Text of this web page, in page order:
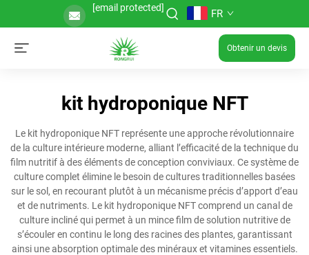
[email protected] FR
Obtenir un devis
kit hydroponique NFT
Le kit hydroponique NFT représente une approche révolutionnaire
de la culture intérieure moderne, alliant l’efficacité de la technique du
film nutritif à des éléments de conception conviviaux. Ce système de
culture complet élimine le besoin de cultures traditionnelles basées
sur le sol, en recourant plutôt à un mécanisme précis d’apport d’eau
et de nutriments. Le kit hydroponique NFT comprend un canal de
culture incliné qui permet à un mince film de solution nutritive de
s’écouler en continu le long des racines des plantes, garantissant
ainsi une absorption optimale des minéraux et vitamines essentiels.